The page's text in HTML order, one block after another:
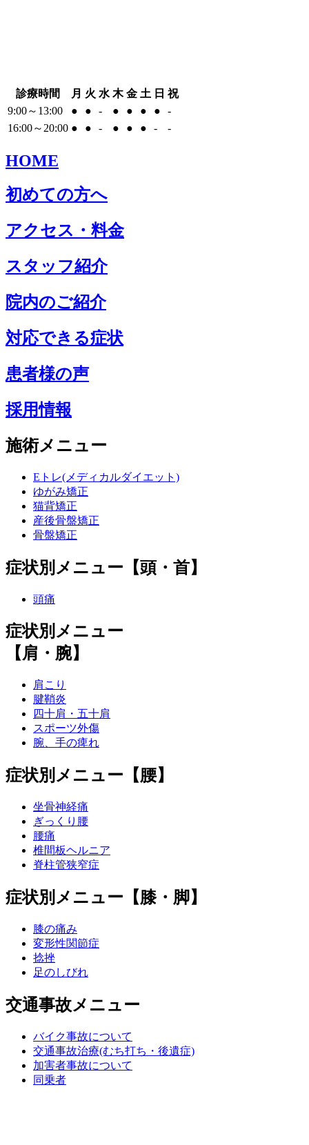
診療時間 月 火 水 木 金 土 日 祝
9:00～13:00
● ● - ● ● ● ●
-
16:00～20:00 ● ● - ● ● ● - -
HOME
初めての方へ
アクセス・料金
スタッフ紹介
院内のご紹介
対応できる症状
患者様の声
採用情報
施術メニュー
Eトレ(メディカルダイエット)
ゆがみ矯正
猫背矯正
産後骨盤矯正
骨盤矯正
症状別メニュー【頭・首】
頭痛
症状別メニュー
【肩・腕】
肩こり
腱鞘炎
四十肩・五十肩
スポーツ外傷
腕、手の痺れ
症状別メニュー【腰】
坐骨神経痛
ぎっくり腰
腰痛
椎間板ヘルニア
脊柱管狭窄症
症状別メニュー【膝・脚】
膝の痛み
変形性関節症
捻挫
足のしびれ
交通事故メニュー
バイク事故について
交通事故治療(むち打ち・後遺症)
加害者事故について
同乗者